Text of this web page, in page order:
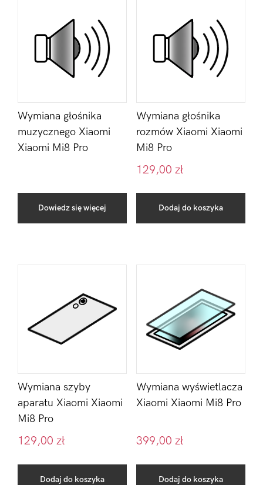
Wymiana głośnika
muzycznego Xiaomi
Xiaomi Mi8 Pro
Dowiedz się więcej
Wymiana głośnika
rozmów Xiaomi Xiaomi
Mi8 Pro
129,00 zł
Dodaj do koszyka
Wymiana szyby
aparatu Xiaomi Xiaomi
Mi8 Pro
129,00 zł
Dodaj do koszyka
Wymiana wyświetlacza
Xiaomi Xiaomi Mi8 Pro
399,00 zł
Dodaj do koszyka